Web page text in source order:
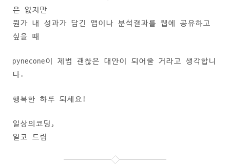
은 없지만
뭔가 내 성과가 담긴 앱이나 분석결과를 웹에 공유하고
싶을 때
pynecone이 제법 괜찮은 대안이 되어줄 거라고 생각합니
다.
행복한 하루 되세요!
일상의코딩,
일코 드림